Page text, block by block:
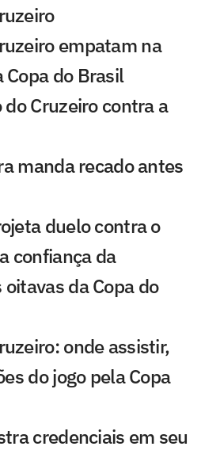
empatam na
Copa do Brasil
Cruzeiro contra a
manda recado antes
duelo contra o
confiança da
da Copa do
onde assistir,
do jogo pela Copa
credenciais em seu